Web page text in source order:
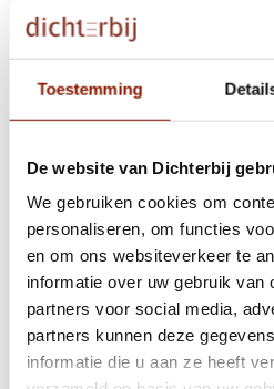
Toestemming
De website van Dichterbij
We gebruiken cookies om
personaliseren, om functies
en om ons websiteverkeer te
informatie over uw gebruik van
partners voor social media,
partners kunnen deze
informatie die u aan ze heeft
Mieke woont
apetrots
Mieke woont in een eigen
zelfstandig geworden. Moeder
dochter.